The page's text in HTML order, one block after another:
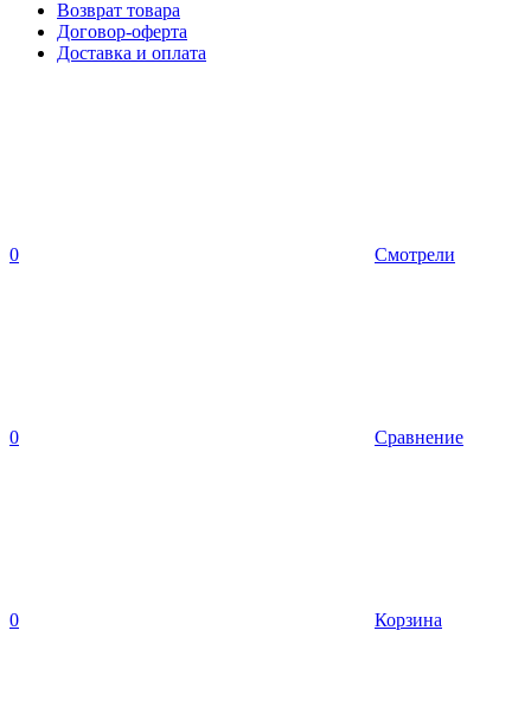
Возврат товара
Договор-оферта
Доставка и оплата
0 Смотрели
0 Сравнение
0 Корзина